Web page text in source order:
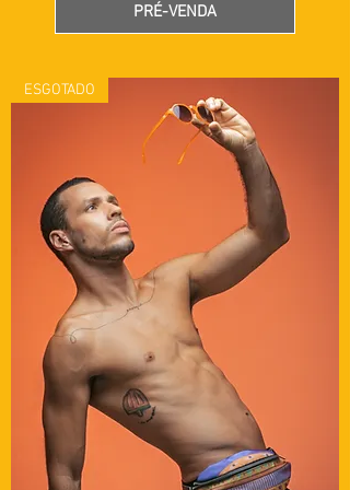
PRÉ-VENDA
ESGOTADO